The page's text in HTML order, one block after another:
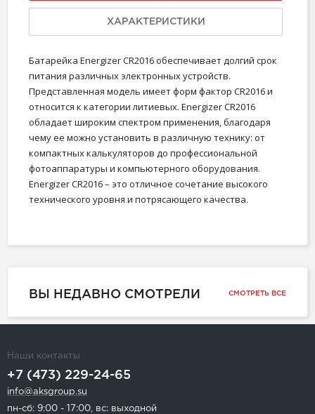
ХАРАКТЕРИСТИКИ
Батарейка Energizer CR2016 обеспечивает долгий срок
питания различных электронных устройств.
Представленная модель имеет форм фактор CR2016 и
относится к категории литиевых. Energizer CR2016
обладает широким спектром применения, благодаря
чему ее можно установить в различную технику: от
компактных калькуляторов до профессиональной
фотоаппаратуры и компьютерного оборудования.
Energizer CR2016 – это отличное сочетание высокого
технического уровня и потрясающего качества.
ВЫ НЕДАВНО СМОТРЕЛИ СМОТРЕТЬ ВСЕ
Наши контакты
+7 (473) 229-24-65
info@aksgroup.su
пн-сб: 9:00 - 17:00, вс: выходной